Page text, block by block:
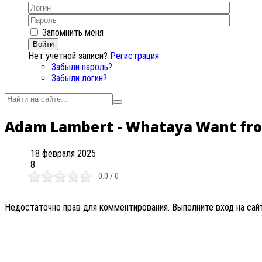
Запомнить меня
Войти
Нет учетной записи? Регистрация
Забыли пароль?
Забыли логин?
Adam Lambert - Whataya Want
18 февраля 2025
8
0.0 / 0
Недостаточно прав для комментирования. Выполните вход на